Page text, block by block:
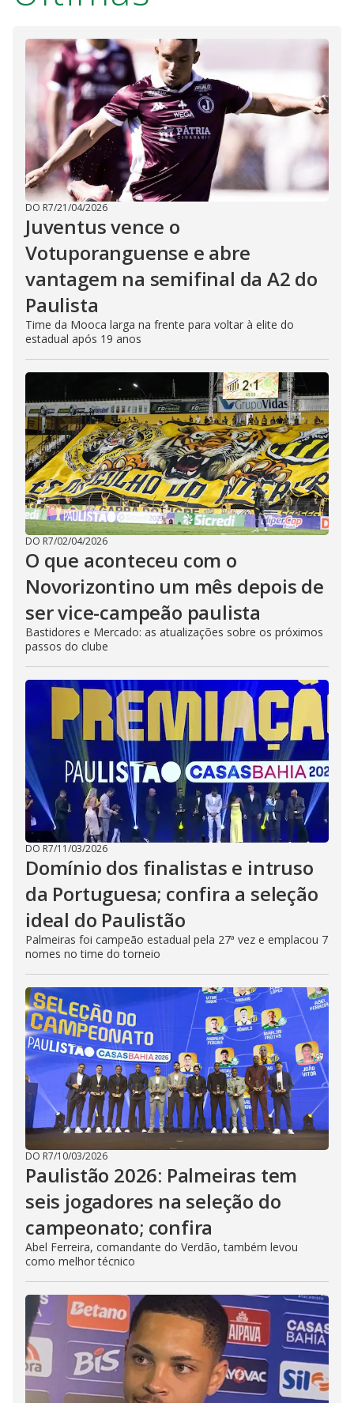
DO R7/21/04/2026
Juventus vence o
Votuporanguense e abre
vantagem na semifinal da A2 do
Paulista
Time da Mooca larga na frente para voltar à elite do
estadual após 19 anos
DO R7/02/04/2026
O que aconteceu com o
Novorizontino um mês depois de
ser vice-campeão paulista
Bastidores e Mercado: as atualizações sobre os próximos
passos do clube
DO R7/11/03/2026
Domínio dos finalistas e intruso
da Portuguesa; confira a seleção
ideal do Paulistão
Palmeiras foi campeão estadual pela 27ª vez e emplacou 7
nomes no time do torneio
DO R7/10/03/2026
Paulistão 2026: Palmeiras tem
seis jogadores na seleção do
campeonato; confira
Abel Ferreira, comandante do Verdão, também levou
como melhor técnico